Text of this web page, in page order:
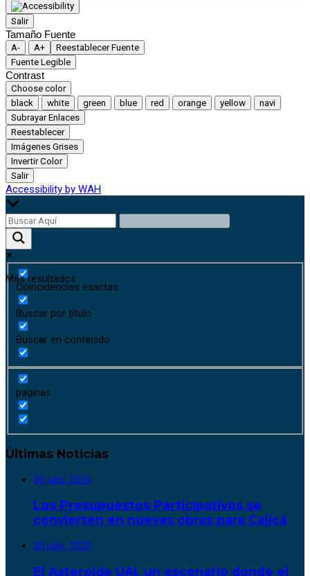
Salir
Tamaño Fuente
A- A+
Reestablecer Fuente
Fuente Legible
Contrast
Choose color
black
white green blue red orange yellow
navi
Subrayar Enlaces
Reestablecer
Imágenes Grises
Invertir Color
Salir
Accessibility by WAH
Más resultados
Coincidencias exactas
Buscar por título
Buscar en contenido
paginas
Últimas Noticias
30 julio, 2026
Los Presupuestos Participativos se
convierten en nuevas obras para Cajicá
30 julio, 2026
El Asteroide UAI, un escenario donde el